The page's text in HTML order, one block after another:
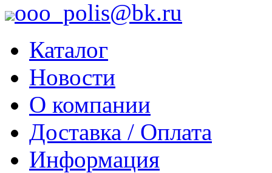
ooo_polis@bk.ru
Каталог
Новости
О компании
Доставка / Оплата
Информация